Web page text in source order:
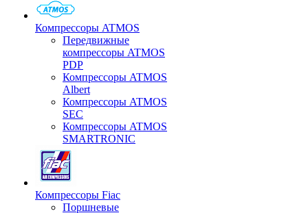
Компрессоры ATMOS
Передвижные
компрессоры ATMOS
PDP
Компрессоры ATMOS
Albert
Компрессоры ATMOS
SEC
Компрессоры ATMOS
SMARTRONIC
Компрессоры Fiac
Поршневые